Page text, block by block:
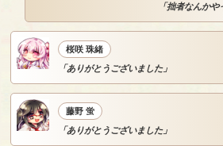
「拙者なんかや
桜咲 珠緒
「ありがとうございました」
藤野 蛍
「ありがとうございました」